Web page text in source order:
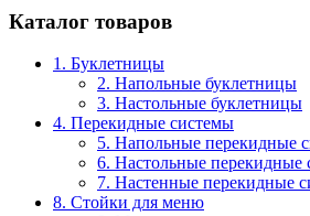
Каталог товаров
1. Буклетницы
2. Напольные буклетницы
3. Настольные буклетницы
4. Перекидные системы
5. Напольные перекидные
6. Настольные перекидные
7. Настенные перекидные
8. Стойки для меню